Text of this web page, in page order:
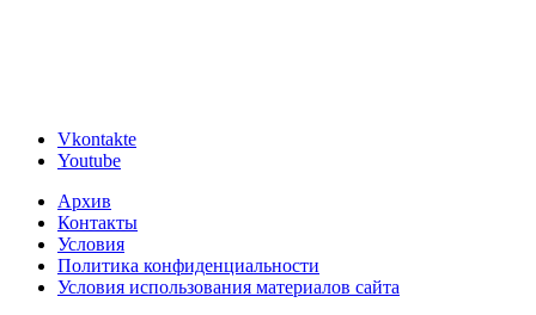
Vkontakte
Youtube
Архив
Контакты
Условия
Политика конфиденциальности
Условия использования материалов сайта